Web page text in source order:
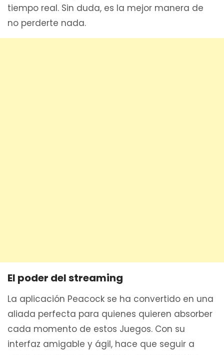
tiempo real. Sin duda, es la mejor manera de
no perderte nada.
El poder del streaming
La aplicación Peacock se ha convertido en una
aliada perfecta para quienes quieren absorber
cada momento de estos Juegos. Con su
interfaz amigable y ágil, hace que seguir a